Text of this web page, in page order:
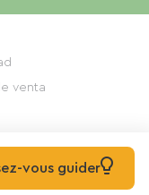
reservados
venta
vous guider